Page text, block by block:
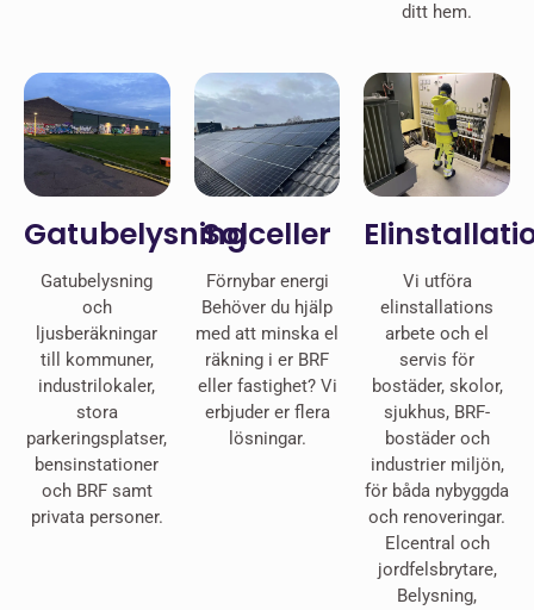
ditt hem.
Gatubelysning
Gatubelysning
och
ljusberäkningar
till kommuner,
industrilokaler,
stora
parkeringsplatser,
bensinstationer
och BRF samt
privata personer.
Solceller
Förnybar energi
Behöver du hjälp
med att minska el
räkning i er BRF
eller fastighet? Vi
erbjuder er flera
lösningar.
Vi utföra
elinstallations
arbete och el
servis för
bostäder, skolor,
sjukhus, BRF-
bostäder och
industrier miljön,
för båda nybyggda
och renoveringar.
Elcentral och
jordfelsbrytare,
Belysning,